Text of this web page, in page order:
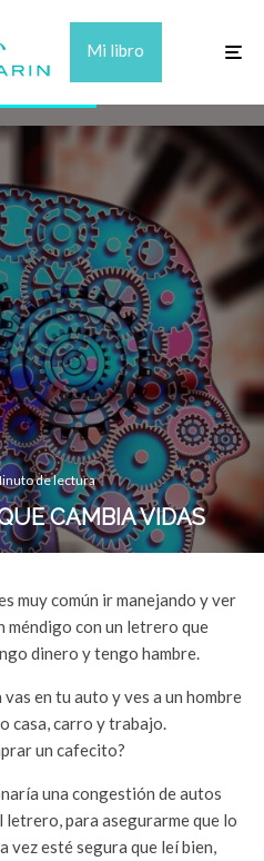
Mi libro
de lectura
CAMBIA VIDAS
muy común ir manejando y ver
méndigo con un letrero que
dinero y tengo hambre.
en tu auto y ves a un hombre
casa, carro y trabajo.
un cafecito?
una congestión de autos
letrero, para asegurarme que lo
vez esté segura que leí bien,